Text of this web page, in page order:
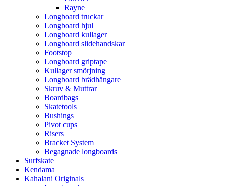
Rayne
Longboard truckar
Longboard hjul
Longboard kullager
Longboard slidehandskar
Footstop
Longboard griptape
Kullager smörjning
Longboard brädhängare
Skruv & Muttrar
Boardbags
Skatetools
Bushings
Pivot cups
Risers
Bracket System
Begagnade longboards
Surfskate
Kendama
Kahalani Originals